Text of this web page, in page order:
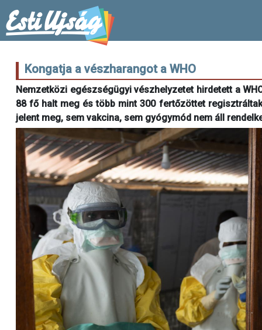
Kongatja a vészharangot a WHO
Nemzetközi egészségügyi vészhelyzetet hirdetett a
88 fő halt meg és több mint 300 fertőzöttet
jelent meg, sem vakcina, sem gyógymód nem áll